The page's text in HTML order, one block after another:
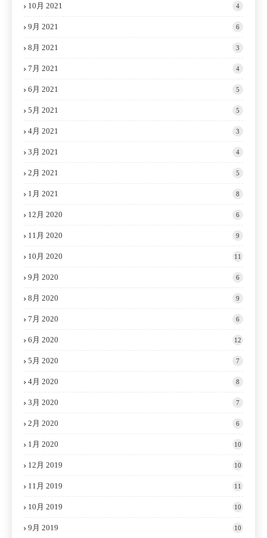
10月 2021 4
9月 2021 6
8月 2021 3
7月 2021 4
6月 2021 5
5月 2021 5
4月 2021 3
3月 2021 4
2月 2021 5
1月 2021 8
12月 2020 6
11月 2020 9
10月 2020 11
9月 2020 6
8月 2020 9
7月 2020 6
6月 2020 12
5月 2020 7
4月 2020 8
3月 2020 7
2月 2020 6
1月 2020 10
12月 2019 10
11月 2019 11
10月 2019 10
9月 2019 10